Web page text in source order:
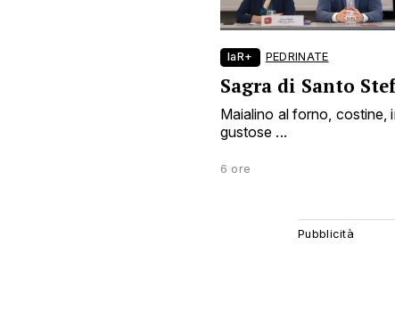
laR+ PEDRINATE
Sagra di Santo
Maialino al forno, costine,
gustose ...
6 ore